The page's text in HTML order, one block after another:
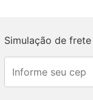
Simulação de frete